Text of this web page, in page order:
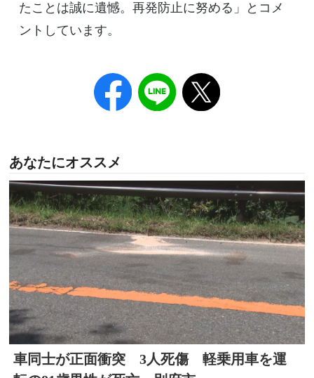
たことは誠に遺憾。再発防止に努める」とコメ
ントしています。
あなたにオススメ
車同士が正面衝突 3人死傷 軽乗用車を運